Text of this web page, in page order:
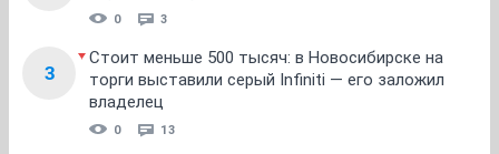
0 3
3
Стоит меньше 500 тысяч: в Новосибирске на
торги выставили серый Infiniti — его заложил
владелец
0 13